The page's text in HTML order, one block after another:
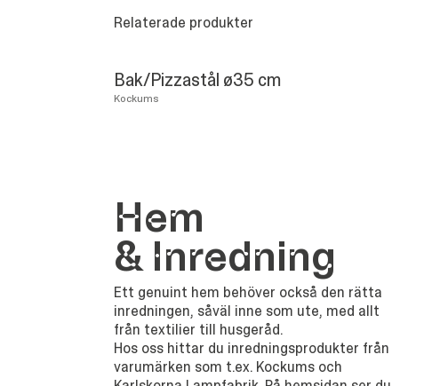
Relaterade produkter
Bak/Pizzastål ø35 cm
Kockums
Hem
&Inredning
Ett genuint hem behöver också den rätta
inredningen, såväl inne som ute, med allt
från textilier till husgeråd.
Hos oss hittar du inredningsprodukter från
varumärken som t.ex. Kockums och